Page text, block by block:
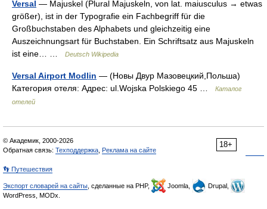
Versal — Majuskel (Plural Majuskeln, von lat. maiusculus → etwas
größer), ist in der Typografie ein Fachbegriff für die
Großbuchstaben des Alphabets und gleichzeitig eine
Auszeichnungsart für Buchstaben. Ein Schriftsatz aus Majuskeln
ist eine… …
Deutsch Wikipedia
Versal Airport Modlin — (Новы Двур Мазовецкий,Польша)
Категория отеля: Адрес: ul.Wojska Polskiego 45 …
Каталог
отелей
18+
© Академик, 2000-2026
Обратная связь: Техподдержка Реклама на сайте
👣 Путешествия
Экспорт словарей на сайты , сделанные на PHP, Joomla,
Drupal,
WordPress, MODx.